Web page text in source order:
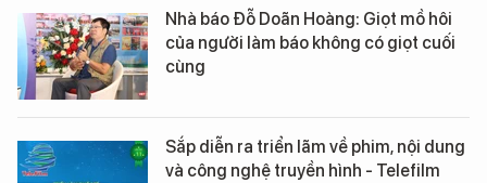
Nhà báo Đỗ Doãn Hoàng: Giọt mồ hôi
của người làm báo không có giọt cuối
cùng
Sắp diễn ra triển lãm về phim, nội dung
và công nghệ truyền hình - Telefilm